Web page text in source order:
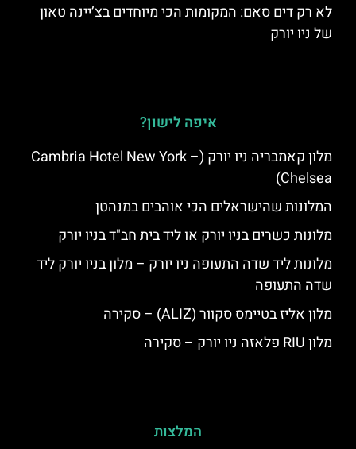
לא רק דים סאם: המקומות הכי מיוחדים בצ’יינה טאון
של ניו יורק
איפה לישון?
מלון קאמבריה ניו יורק (Cambria Hotel New York –
Chelsea)
המלונות שהישראלים הכי אוהבים במנהטן
מלונות כשרים בניו יורק או ליד בית חב"ד בניו יורק
מלונות ליד שדה התעופה ניו יורק – מלון בניו יורק ליד
שדה התעופה
מלון אליז בטיימס סקוור (ALIZ) – סקירה
מלון RIU פלאזה ניו יורק – סקירה
המלצות